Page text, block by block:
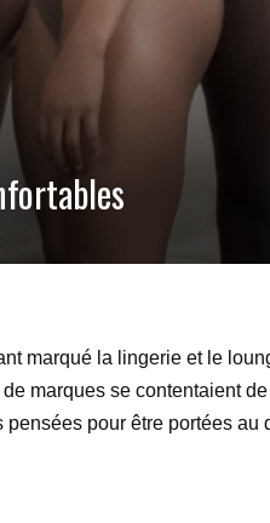
marqué la lingerie et le
marques se contentaient
pour être portées au